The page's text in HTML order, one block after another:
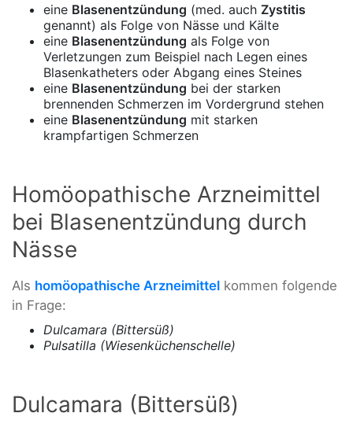
eine Blasenentzündung (med. auch Zystitis
genannt) als Folge von Nässe und Kälte
eine Blasenentzündung als Folge von
Verletzungen zum Beispiel nach Legen eines
Blasenkatheters oder Abgang eines Steines
eine Blasenentzündung bei der starken
brennenden Schmerzen im Vordergrund stehen
eine Blasenentzündung mit starken
krampfartigen Schmerzen
Homöopathische Arzneimittel
bei Blasenentzündung durch
Nässe
Als homöopathische Arzneimittel kommen folgende
in Frage:
Dulcamara (Bittersüß)
Pulsatilla (Wiesenküchenschelle)
Dulcamara (Bittersüß)